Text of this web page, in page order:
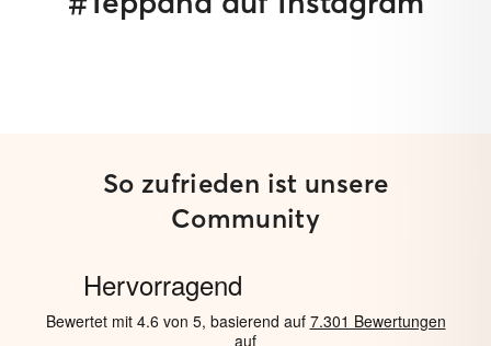
So zufrieden ist unsere
Community